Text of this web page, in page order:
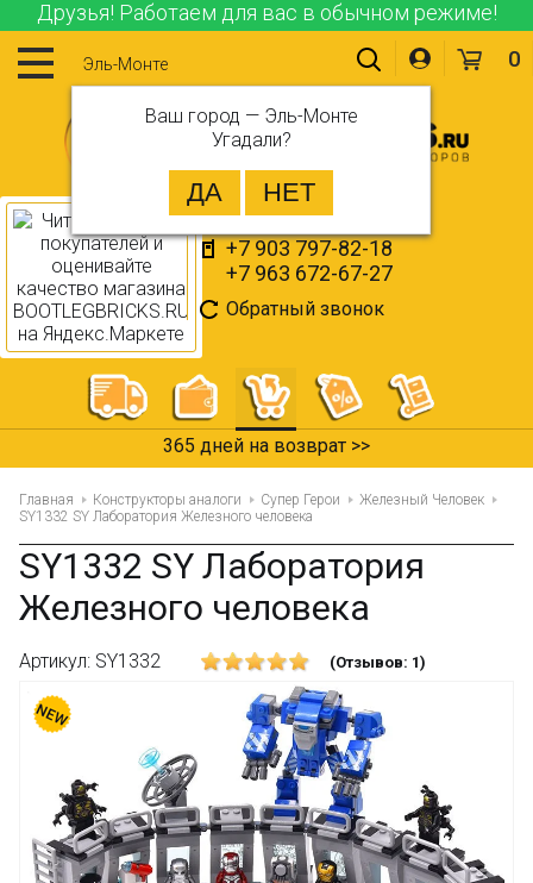
Друзья! Работаем для вас в обычном режиме!
Эль-Монте
Ваш город — Эль-Монте
Угадали?
+7 903 797-82-18
+7 963 672-67-27
Обратный звонок
0
365 дней на возврат >>
Главная Конструкторы аналоги Супер Герои
Железный Человек
SY1332 SY Лаборатория Железного человека
SY1332 SY Лаборатория
Железного человека
Артикул: SY1332 (Отзывов: 1)